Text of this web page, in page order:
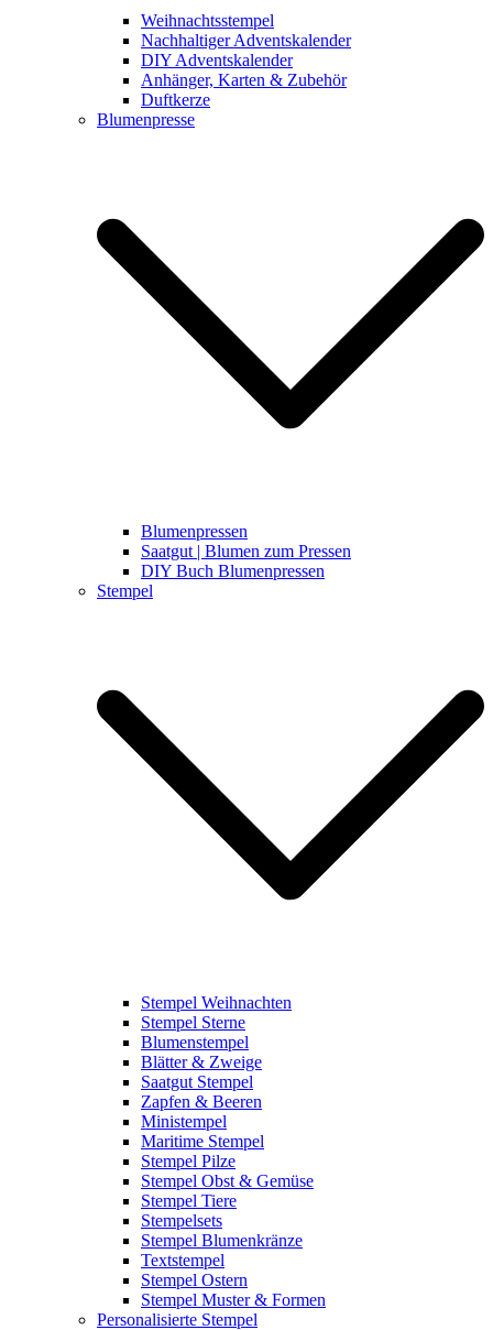
Weihnachtsstempel
Nachhaltiger Adventskalender
DIY Adventskalender
Anhänger, Karten & Zubehör
Duftkerze
Blumenpresse
Blumenpressen
Saatgut | Blumen zum Pressen
DIY Buch Blumenpressen
Stempel
Stempel Weihnachten
Stempel Sterne
Blumenstempel
Blätter & Zweige
Saatgut Stempel
Zapfen & Beeren
Ministempel
Maritime Stempel
Stempel Pilze
Stempel Obst & Gemüse
Stempel Tiere
Stempelsets
Stempel Blumenkränze
Textstempel
Stempel Ostern
Stempel Muster & Formen
Personalisierte Stempel